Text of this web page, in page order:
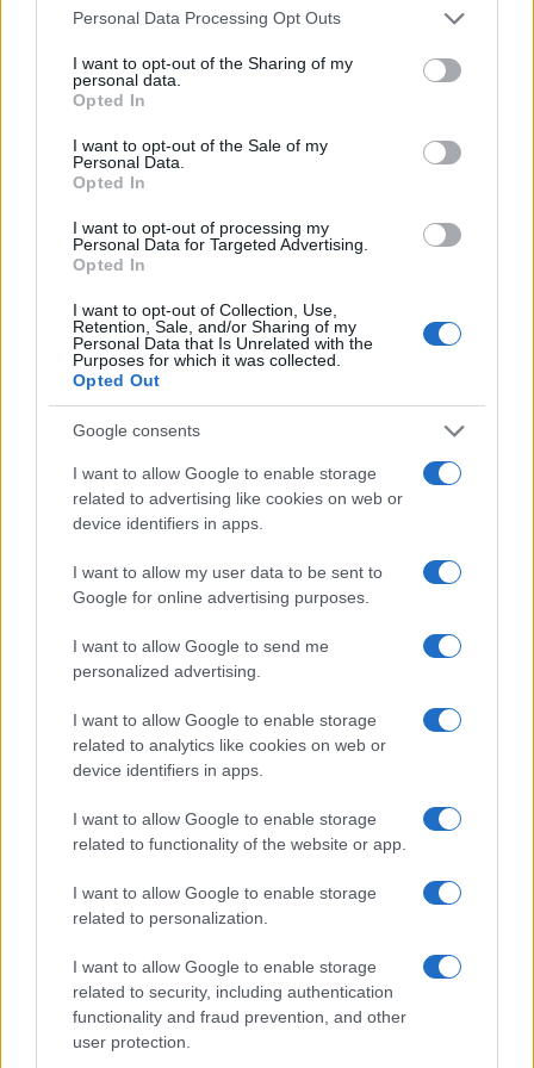
Please note that this website/app uses one or more Google
not limited to your visit or usage behaviour. You may click to
grant or deny consent to Google and its third-party tags to
use your data for below specified purposes in below Google
consent section.
Personal Data Processing Opt Outs
I want to opt-out of the Sharing of my
personal data.
Opted In
I want to opt-out of the Sale of my
Personal Data.
Opted In
I want to opt-out of processing my
Personal Data for Targeted Advertising.
Opted In
I want to opt-out of Collection, Use,
Retention, Sale, and/or Sharing of my
Personal Data that Is Unrelated with the
Purposes for which it was collected.
Opted Out
Google consents
I want to allow Google to enable storage
related to advertising like cookies on web or
device identifiers in apps.
I want to allow my user data to be sent to
Google for online advertising purposes.
I want to allow Google to send me
personalized advertising.
I want to allow Google to enable storage
related to analytics like cookies on web or
device identifiers in apps.
I want to allow Google to enable storage
related to functionality of the website or app.
I want to allow Google to enable storage
related to personalization.
I want to allow Google to enable storage
related to security, including authentication
functionality and fraud prevention, and other
user protection.
AUTORE
Continua a leggere